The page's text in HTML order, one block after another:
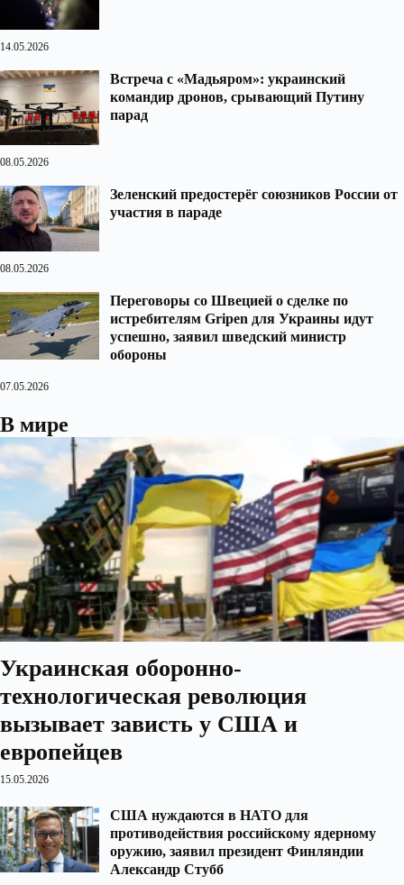
14.05.2026
Встреча с «Мадьяром»: украинский
командир дронов, срывающий Путину
парад
08.05.2026
Зеленский предостерёг союзников России от
участия в параде
08.05.2026
Переговоры со Швецией о сделке по
истребителям Gripen для Украины идут
успешно, заявил шведский министр
обороны
07.05.2026
В мире
Украинская оборонно-
технологическая революция
вызывает зависть у США и
европейцев
15.05.2026
США нуждаются в НАТО для
противодействия российскому ядерному
оружию, заявил президент Финляндии
Александр Стубб